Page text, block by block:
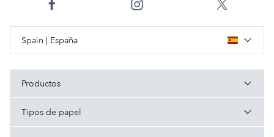
Spain | España
Productos
Tipos de papel